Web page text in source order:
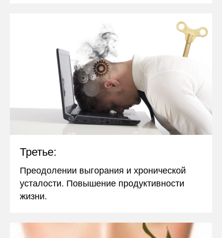
Третье:
Преодолении выгорания и хронической
усталости. Повышение продуктивности
жизни.